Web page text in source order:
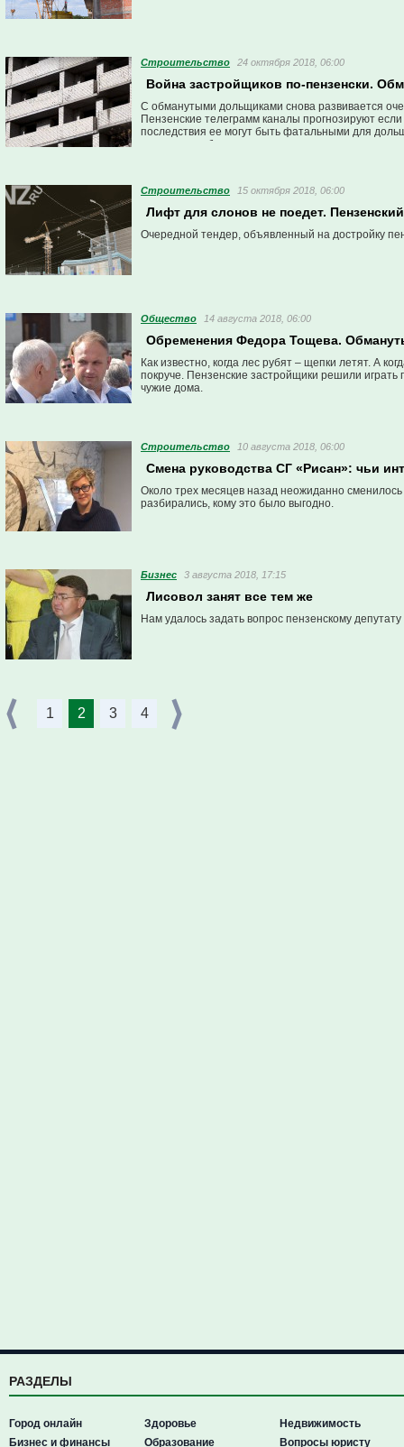
Строительство 24 октября 2018, 06:00
Война застройщиков по-пензенски.
С обманутыми дольщиками снова развивается
Пензенские телеграмм каналы прогнозируют
последствия ее могут быть фатальными для
историю, чтобы проиллюстрировать возможные
Строительство 15 октября 2018, 06:00
Лифт для слонов не поедет.
Очередной тендер, объявленный на достройку
Общество 14 августа 2018, 06:00
Обременения Федора Тощева.
Как известно, когда лес рубят – щепки летят. А
покруче. Пензенские застройщики решили играть
чужие дома.
Строительство 10 августа 2018, 06:00
Смена руководства СГ «Рисан»: чьи
Около трех месяцев назад неожиданно
разбирались, кому это было выгодно.
Бизнес 3 августа 2018, 17:15
Лисовол занят все тем же
Нам удалось задать вопрос пензенскому
1 2 3 4
РАЗДЕЛЫ
Город онлайн
Бизнес и финансы
Здоровье
Образование
Недвижимость
Вопросы юристу